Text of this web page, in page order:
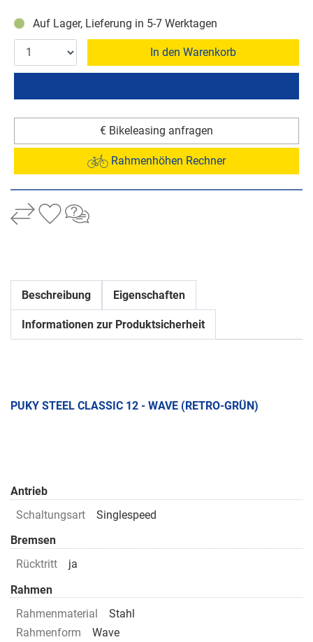
Auf Lager, Lieferung in 5-7 Werktagen
In den Warenkorb
€ Bikeleasing anfragen
Rahmenhöhen Rechner
Beschreibung Eigenschaften
Informationen zur Produktsicherheit
PUKY STEEL CLASSIC 12 - WAVE (RETRO-GRÜN)
Antrieb
Schaltungsart
Singlespeed
Bremsen
Rücktritt
ja
Rahmen
Rahmenmaterial
Stahl
Rahmenform
Wave